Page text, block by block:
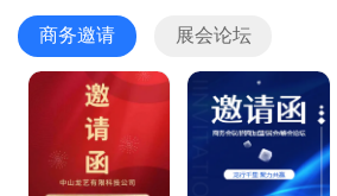
商务邀请 展会论坛